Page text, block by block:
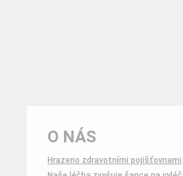
O NÁS
Hrazeno zdravotními pojišťovnami